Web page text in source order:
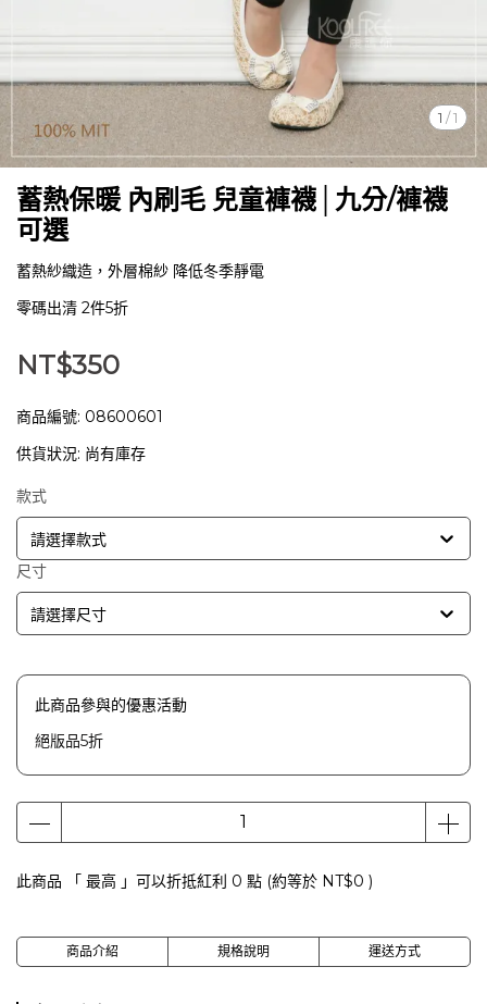
1 /1
蓄熱保暖 內刷毛 兒童褲襪│九分/褲襪
可選
蓄熱紗織造，外層棉紗 降低冬季靜電
零碼出清 2件5折
NT$350
商品編號: 08600601
供貨狀況: 尚有庫存
款式
請選擇款式
尺寸
請選擇尺寸
此商品參與的優惠活動
絕版品5折
此商品 「 最高 」可以折抵紅利 0 點 (約等於 NT$0 )
商品介紹 規格說明 運送方式